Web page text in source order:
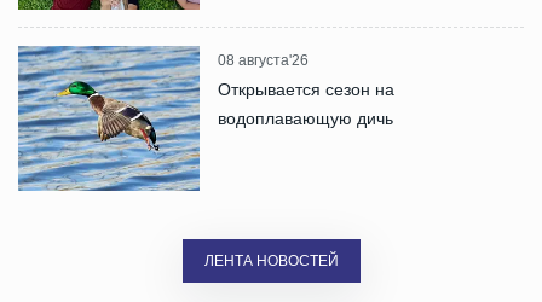
08 августа'26
Открывается сезон на
водоплавающую дичь
ЛЕНТА НОВОСТЕЙ